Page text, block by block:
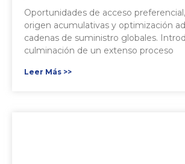
Oportunidades de acceso
origen acumulativas y optimización
cadenas de suministro globales.
culminación de un extenso proceso
Leer Más >>